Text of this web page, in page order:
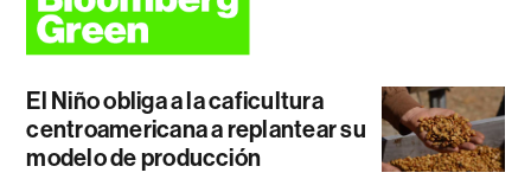
El Niño obliga a la caficultura
centroamericana a replantear su
modelo de producción